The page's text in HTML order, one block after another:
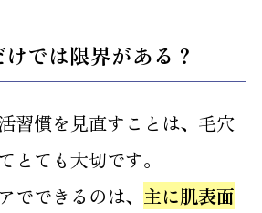
では限界がある？
習慣を見直すことは、毛穴
とても大切です。
でできるのは、 主に肌表面